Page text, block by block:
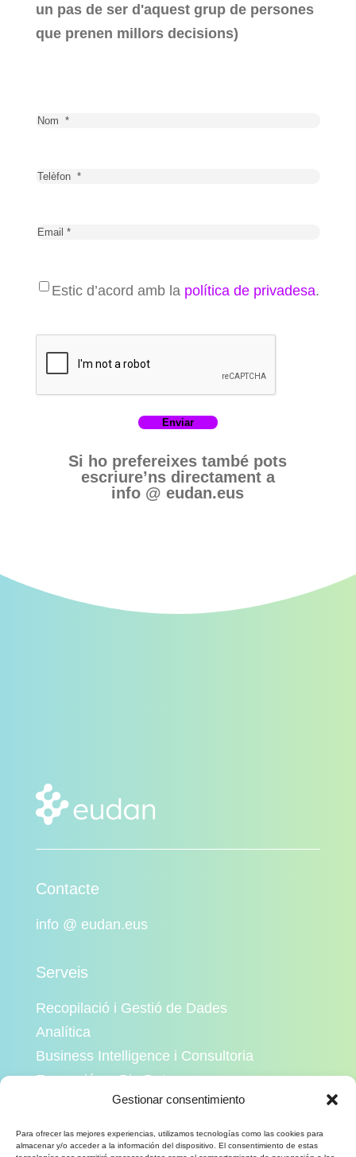
Gestionar consentimiento
Para ofrecer las mejores experiencias, utilizamos tecnologías como las cookies para
almacenar y/o acceder a la información del dispositivo. El consentimiento de estas
un pas de ser d'aquest grup de persones
que prenen millors decisions)
Estic d’acord amb la política de privadesa.
Si ho prefereixes també pots
escriure’ns directament a
info @ eudan.eus
Contacte
info @ eudan.eus
Serveis
Recopilació i Gestió de Dades
Analítica
Business Intelligence i Consultoria
Formació en Big Data
Intel·ligència Artificial
Empresa